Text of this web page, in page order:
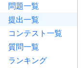
問題一覧
提出一覧
コンテスト一覧
質問一覧
ランキング